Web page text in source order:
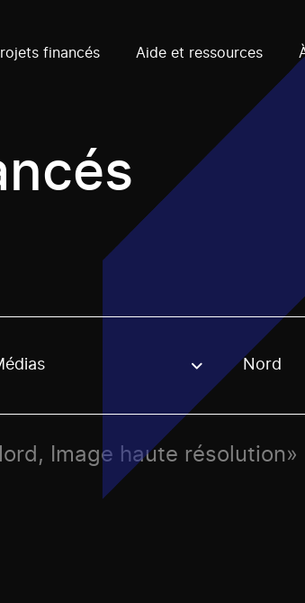
financés Aide et ressources
stream or regon. The filter will beNord
Image haute résolution»